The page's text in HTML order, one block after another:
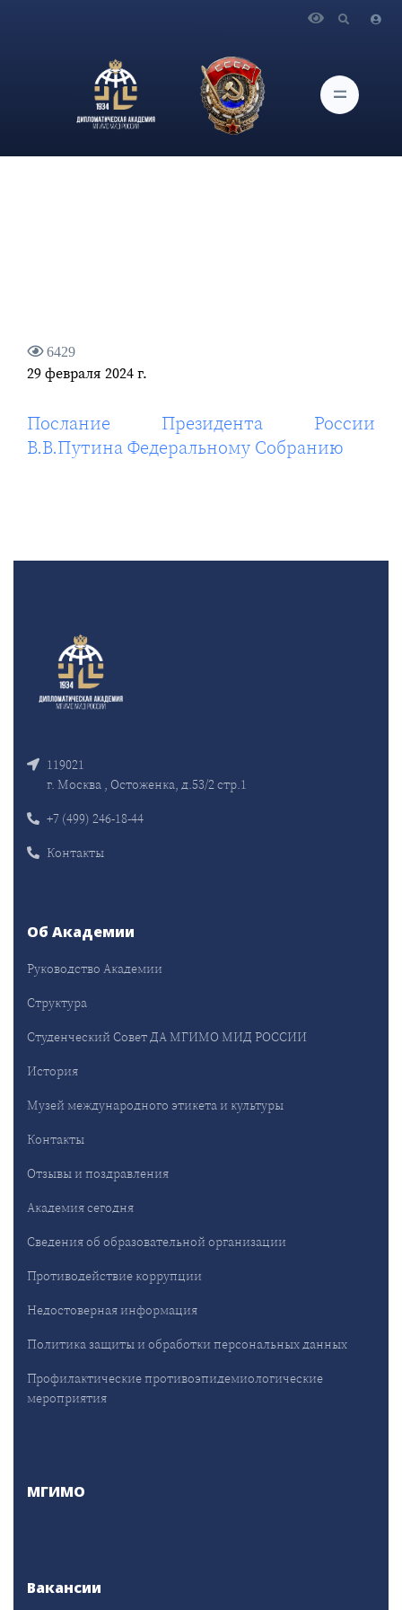
6429
29 февраля 2024 г.
Послание Президента России
В.В.Путина Федеральному Собранию
119021
г. Москва , Остоженка, д.53/2 стр.1
+7 (499) 246-18-44
Контакты
Об Академии
Руководство Академии
Структура
Студенческий Совет ДА МГИМО МИД РОССИИ
История
Музей международного этикета и культуры
Контакты
Отзывы и поздравления
Академия сегодня
Сведения об образовательной организации
Противодействие коррупции
Недостоверная информация
Политика защиты и обработки персональных данных
Профилактические противоэпидемиологические
мероприятия
МГИМО
Вакансии